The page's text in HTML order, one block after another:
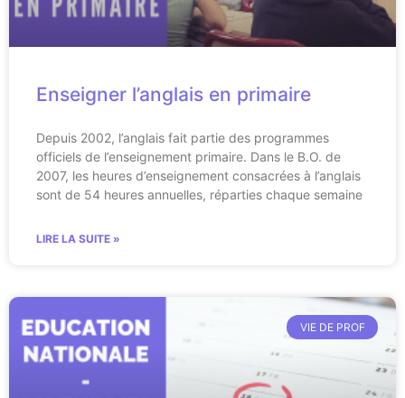
Enseigner l’anglais en primaire
Depuis 2002, l’anglais fait partie des programmes
officiels de l’enseignement primaire. Dans le B.O. de
2007, les heures d’enseignement consacrées à l’anglais
sont de 54 heures annuelles, réparties chaque semaine
LIRE LA SUITE »
VIE DE PROF